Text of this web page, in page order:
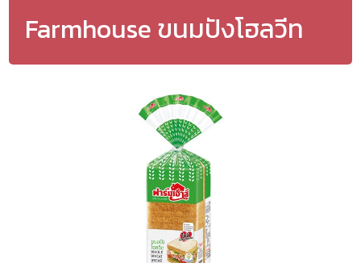
Farmhouse ขนมปังโฮลวีท